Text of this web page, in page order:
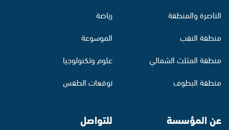
الناصرة والمنطقة
منطقة النقب
منطقة المثلث الشمالي
منطقة البطوف
رياضة
الموسوعة
علوم وتكنولوجيا
توقعات الطقس
عن المؤسسة للتواصل